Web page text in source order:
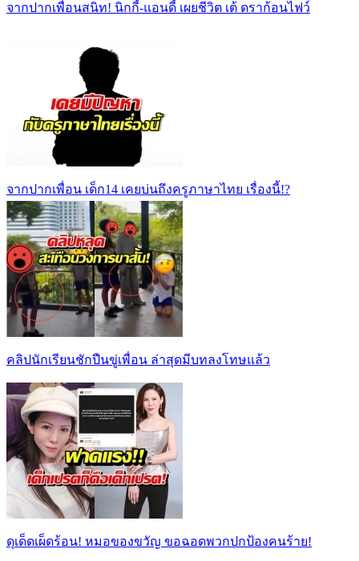
จากปากเพื่อนสนิท! นิกกี้-แอนดี้ เผยชีวิต เต้ ดราก้อนไฟว์
จากปากเพื่อน เด็ก14 เคยบ่นถึงครูภาษาไทย เรื่องนี้!?
คลิปนักเรียนชักปืนขู่เพื่อน ล่าสุดมีบทลงโทษแล้ว
ดุเด็ดเผ็ดร้อน! หมอของขวัญ ขอฉอดพวกปกป้องคนร้าย!